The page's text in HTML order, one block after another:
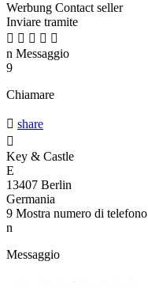
Werbung Contact seller
Inviare tramite
    
n Messaggio
9
Chiamare
 share

Key & Castle
E
13407 Berlin
Germania
9 Mostra numero di telefono
n
Messaggio